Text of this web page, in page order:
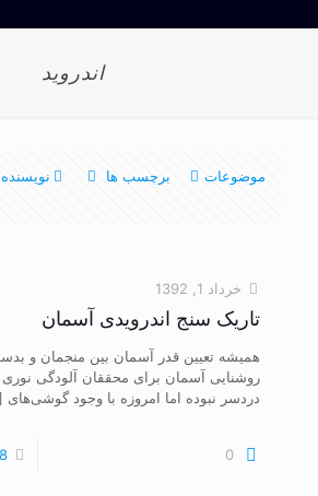
اندرويد
موضوعات برچسب ها
خرداد 1, 1392
تاریک سنج اندرویدی آسمان
همیشه تعیین قدر آسمان بین منجمان و
روشنایی آسمان برای محققان آلودگی نوری
دردسر نبوده اما امروزه با وجود گوشی‌های
0
8